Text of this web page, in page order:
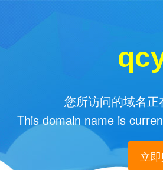
您所访问的域名
This domain name is
立